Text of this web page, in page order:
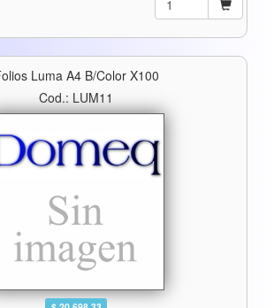
Luma A4 B/color X100
Cod.: LUM11